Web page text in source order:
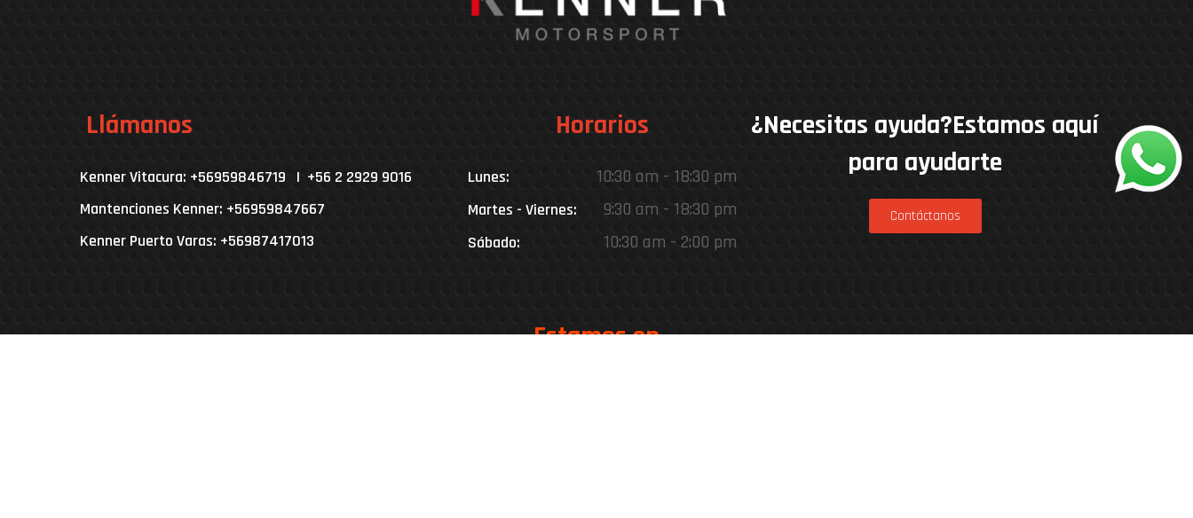
Llámanos
Kenner Vitacura: +56959846719 | +56 2 2929 9016
Mantenciones Kenner: +56959847667
Kenner Puerto Varas: +56987417013
Horarios
Lunes: 10:30 am - 18:30 pm
Martes - Viernes: 9:30 am - 18:30 pm
Sábado: 10:30 am - 2:00 pm
¿Necesitas ayuda?Estamos aquí
para ayudarte
Contáctanos
Estamos en